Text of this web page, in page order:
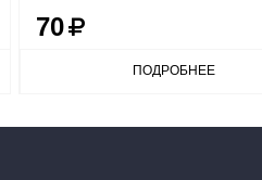
70
ПОДРОБНЕЕ